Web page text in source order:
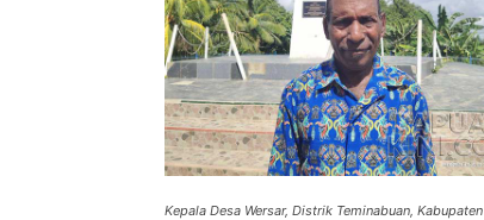
Kepala Desa Wersar, Distrik Teminabuan, Kabupaten